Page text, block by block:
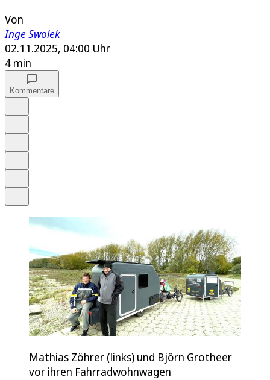
Von
Inge Swolek
02.11.2025, 04:00 Uhr
4 min
Kommentare
Mathias Zöhrer (links) und Björn Grotheer
vor ihren Fahrradwohnwagen